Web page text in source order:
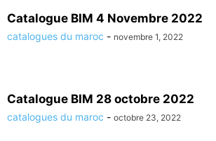
Catalogue BIM 4 Novembre 2022
catalogues du maroc - novembre 1, 2022
Catalogue BIM 28 octobre 2022
catalogues du maroc - octobre 23, 2022